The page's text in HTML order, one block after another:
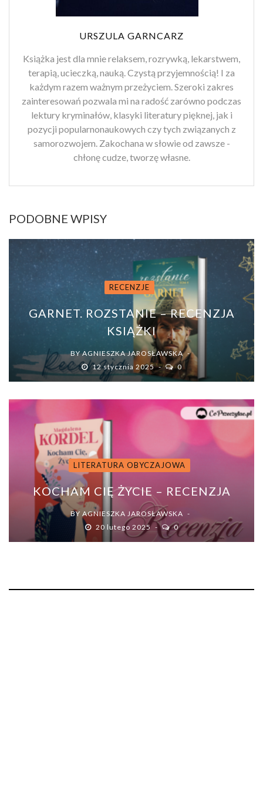
URSZULA GARNCARZ
Książka jest dla mnie relaksem, rozrywką, lekarstwem,
terapią, ucieczką, nauką. Czystą przyjemnością! I za
każdym razem ważnym przeżyciem. Szeroki zakres
zainteresowań pozwala mi na radość zarówno podczas
lektury kryminałów, klasyki literatury pięknej, jak i
pozycji popularnonaukowych czy tych związanych z
samorozwojem. Zakochana w słowie od zawsze -
chłonę cudze, tworzę własne.
PODOBNE WPISY
RECENZJE
GARNET. ROZSTANIE – RECENZJA
KSIĄŻKI
BYAGNIESZKA JAROSŁAWSKA
12 stycznia 2025
0
LITERATURA OBYCZAJOWA
KOCHAM CIĘ ŻYCIE – RECENZJA
BY AGNIESZKA JAROSŁAWSKA
20 lutego 2025
0